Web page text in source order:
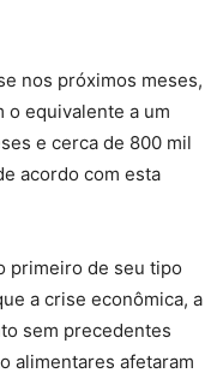
nos próximos meses,
o equivalente a um
e cerca de 800 mil
acordo com esta
primeiro de seu tipo
a crise econômica, a
sem precedentes
alimentares afetaram